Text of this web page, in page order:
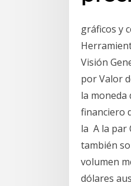
gráficos y
Visión
por Valor
la moneda
financiero
la A la par
también
volumen
dólares